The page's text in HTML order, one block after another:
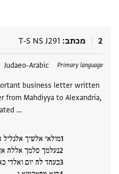
2 מכתב T-S NS J291
Primary language
Judaeo-Arabic
business letter written
from Mahdiyya to Alexandria,
…
מולאי אלשיך
נעלמך סלמך אללה
בעהד לה יום ואלדי
תגים